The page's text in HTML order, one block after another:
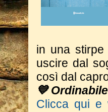
in una stirpe
uscire dal
così dal
💙
Clicca qui e